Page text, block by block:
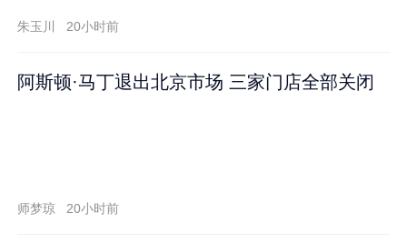
朱玉川 20小时前
阿斯顿·马丁退出北京市场 三家门店全部关闭
师梦琼 20小时前